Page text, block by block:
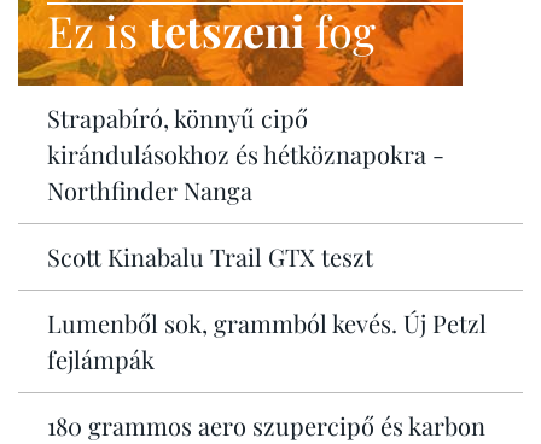
Ez istetszenifog
Strapabíró, könnyű cipő
kirándulásokhoz és hétköznapokra -
Northfinder Nanga
Scott Kinabalu Trail GTX teszt
Lumenből sok, grammból kevés. Új Petzl
fejlámpák
180 grammos aero szupercipő és karbon